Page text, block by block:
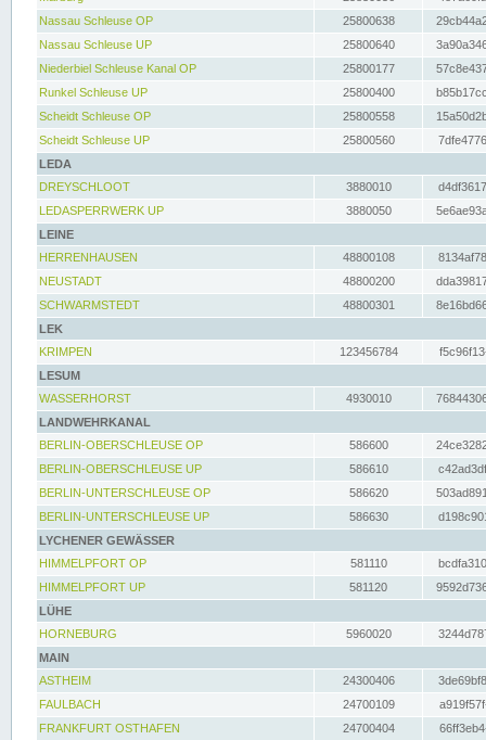
Nassau Schleuse OP
25800638
Nassau Schleuse UP
25800640
Niederbiel Schleuse Kanal OP
25800177
Runkel Schleuse UP
25800400
Scheidt Schleuse OP
25800558
Scheidt Schleuse UP
25800560
LEDA
DREYSCHLOOT
3880010
LEDASPERRWERK UP
3880050
LEINE
HERRENHAUSEN
48800108
NEUSTADT
48800200
SCHWARMSTEDT
48800301
LEK
KRIMPEN
123456784
LESUM
WASSERHORST
4930010
LANDWEHRKANAL
BERLIN-OBERSCHLEUSE OP
586600
BERLIN-OBERSCHLEUSE UP
586610
BERLIN-UNTERSCHLEUSE OP
586620
BERLIN-UNTERSCHLEUSE UP
586630
LYCHENER GEWÄSSER
HIMMELPFORT OP
581110
HIMMELPFORT UP
581120
LÜHE
HORNEBURG
5960020
MAIN
ASTHEIM
24300406
FAULBACH
24700109
FRANKFURT OSTHAFEN
24700404